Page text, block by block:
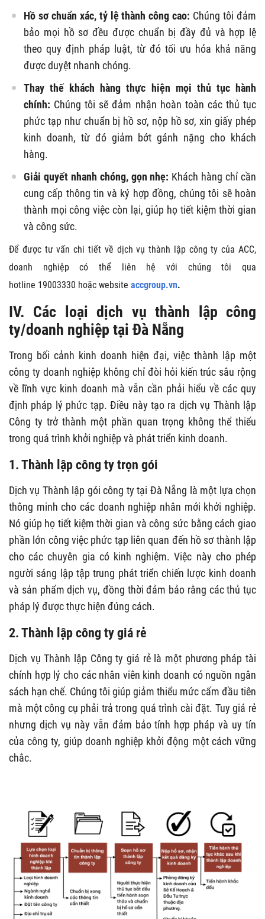
Hồ sơ chuẩn xác, tỷ lệ thành công cao: Chúng tôi đảm
bảo mọi hồ sơ đều được chuẩn bị đầy đủ và hợp lệ
theo quy định pháp luật, từ đó tối ưu hóa khả năng
được duyệt nhanh chóng.
Thay thế khách hàng thực hiện mọi thủ tục hành
chính: Chúng tôi sẽ đảm nhận hoàn toàn các thủ tục
phức tạp như chuẩn bị hồ sơ, nộp hồ sơ, xin giấy phép
kinh doanh, từ đó giảm bớt gánh nặng cho khách
hàng.
Giải quyết nhanh chóng, gọn nhẹ: Khách hàng chỉ cần
cung cấp thông tin và ký hợp đồng, chúng tôi sẽ hoàn
thành mọi công việc còn lại, giúp họ tiết kiệm thời gian
và công sức.
Để được tư vấn chi tiết về dịch vụ thành lập công ty của ACC,
doanh nghiệp có thể liên hệ với chúng tôi qua
hotline 19003330 hoặc website accgroup.vn.
IV. Các loại dịch vụ thành lập công
ty/doanh nghiệp tại Đà Nẵng
Trong bối cảnh kinh doanh hiện đại, việc thành lập một
công ty doanh nghiệp không chỉ đòi hỏi kiến ​​trúc sâu rộng
về lĩnh vực kinh doanh mà vẫn cần phải hiểu về các quy
định pháp lý phức tạp. Điều này tạo ra dịch vụ Thành lập
Công ty trở thành một phần quan trọng không thể thiếu
trong quá trình khởi nghiệp và phát triển kinh doanh.
1. Thành lập công ty trọn gói
Dịch vụ Thành lập gói công ty tại Đà Nẵng là một lựa chọn
thông minh cho các doanh nghiệp nhân mới khởi nghiệp.
Nó giúp họ tiết kiệm thời gian và công sức bằng cách giao
phần lớn công việc phức tạp liên quan đến hồ sơ thành lập
cho các chuyên gia có kinh nghiệm. Việc này cho phép
người sáng lập tập trung phát triển chiến lược kinh doanh
và sản phẩm dịch vụ, đồng thời đảm bảo rằng các thủ tục
pháp lý được thực hiện đúng cách.
2. Thành lập công ty giá rẻ
Dịch vụ Thành lập Công ty giá rẻ là một phương pháp tài
chính hợp lý cho các nhân viên kinh doanh có nguồn ngân
sách hạn chế. Chúng tôi giúp giảm thiểu mức cấm đầu tiên
mà một công cụ phải trả trong quá trình cài đặt. Tuy giá rẻ
nhưng dịch vụ này vẫn đảm bảo tính hợp pháp và uy tín
của công ty, giúp doanh nghiệp khởi động một cách vững
chắc.